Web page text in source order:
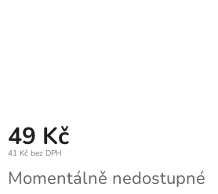
49 Kč
41 Kč bez DPH
Měrná
cena:
Momentálně nedostupné